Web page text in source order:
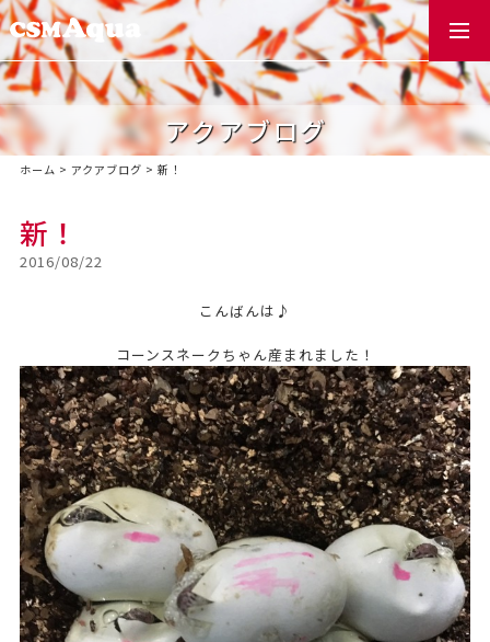
アクアブログ
ホーム > アクアブログ > 新！
新！
2016/08/22
こんばんは♪
コーンスネークちゃん産まれました！